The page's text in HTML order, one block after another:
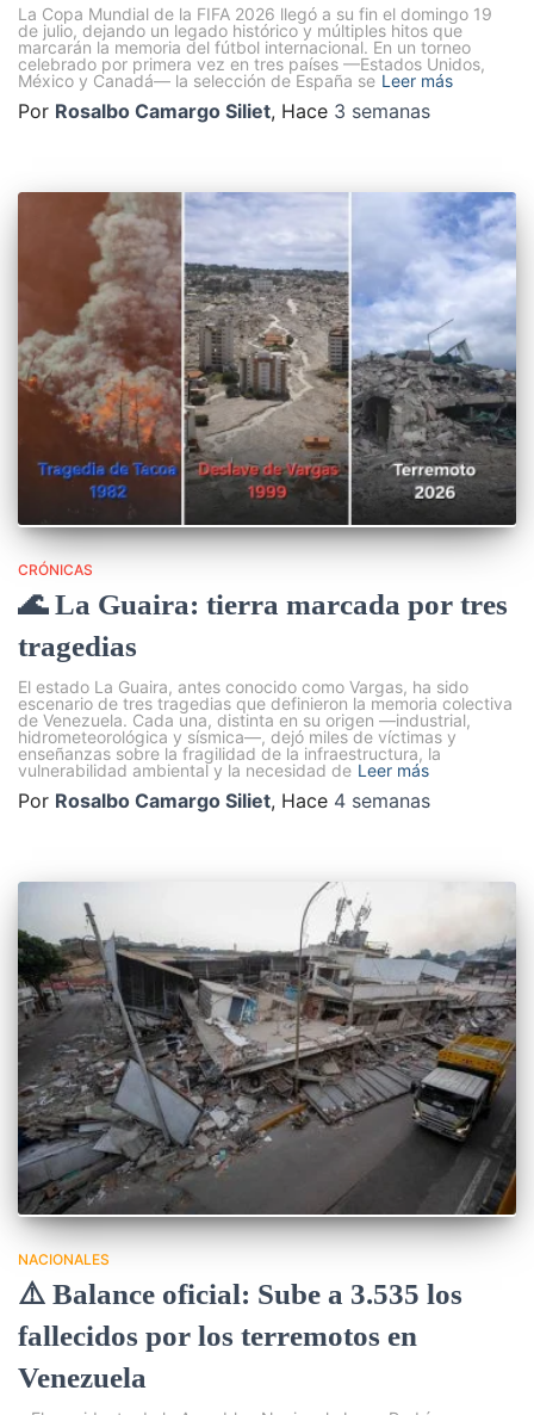
La Copa Mundial de la FIFA 2026 llegó a su fin el domingo 19
de julio, dejando un legado histórico y múltiples hitos que
marcarán la memoria del fútbol internacional. En un torneo
celebrado por primera vez en tres países —Estados Unidos,
México y Canadá— la selección de España se Leer más
Por Rosalbo Camargo Siliet, Hace 3 semanas
CRÓNICAS
🌊 La Guaira: tierra marcada por tres
tragedias
El estado La Guaira, antes conocido como Vargas, ha sido
escenario de tres tragedias que definieron la memoria colectiva
de Venezuela. Cada una, distinta en su origen —industrial,
hidrometeorológica y sísmica—, dejó miles de víctimas y
enseñanzas sobre la fragilidad de la infraestructura, la
vulnerabilidad ambiental y la necesidad de Leer más
Por Rosalbo Camargo Siliet, Hace 4 semanas
NACIONALES
⚠️ Balance oficial: Sube a 3.535 los
fallecidos por los terremotos en
Venezuela